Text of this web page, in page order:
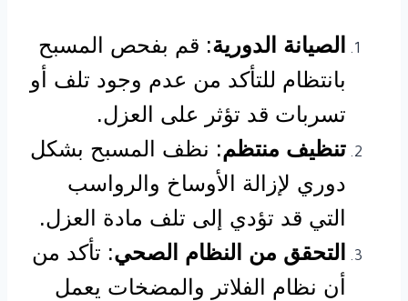
الصيانة الدورية: قم بفحص المسبح
بانتظام للتأكد من عدم وجود تلف أو
تسربات قد تؤثر على العزل.
تنظيف منتظم: نظف المسبح بشكل
دوري لإزالة الأوساخ والرواسب
التي قد تؤدي إلى تلف مادة العزل.
التحقق من النظام الصحي: تأكد من
أن نظام الفلاتر والمضخات يعمل